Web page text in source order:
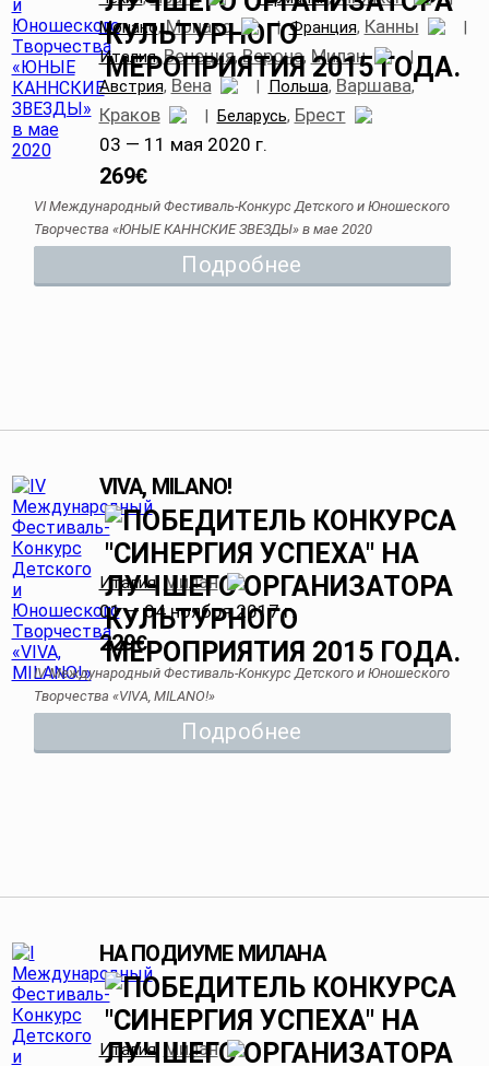
Монако,Монако |Франция, Канны
|
Италия,Венеция,Верона, Милан
|
Австрия, Вена | Польша, Варшава,
Краков | Беларусь, Брест
03 — 11 мая 2020 г.
269€
VI Международный Фестиваль-Конкурс Детского и Юношеского
Творчества «ЮНЫЕ КАННСКИЕ ЗВЕЗДЫ» в мае 2020
Подробнее
VIVA, MILANO!
Италия, Милан
01 — 04 ноября 2017 г.
229€
IV Международный Фестиваль-Конкурс Детского и Юношеского
Творчества «VIVA, MILANO!»
Подробнее
НА ПОДИУМЕ МИЛАНА
Италия, Милан